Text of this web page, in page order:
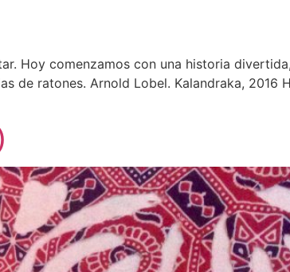
Hoy comenzamos con una historia divertida,
de ratones. Arnold Lobel. Kalandraka, 2016